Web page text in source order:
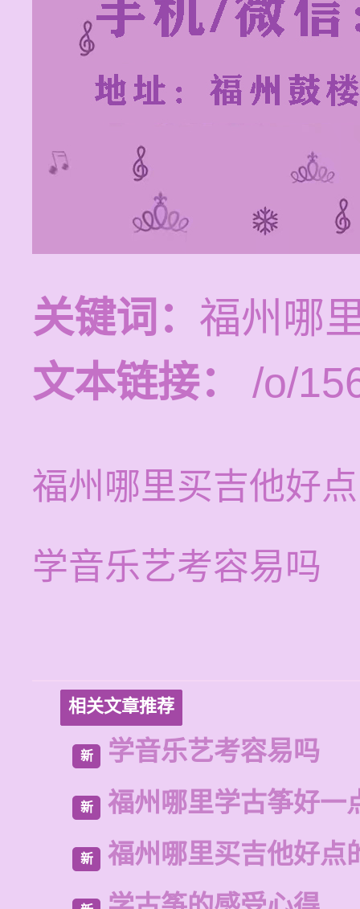
关键词： 福州哪
文本链接：
/o/
福州哪里买吉他好
学音乐艺考容易吗
相关文章推荐
新 学音乐艺考容易吗
新 福州哪里学古筝好一
新 福州哪里买吉他好点